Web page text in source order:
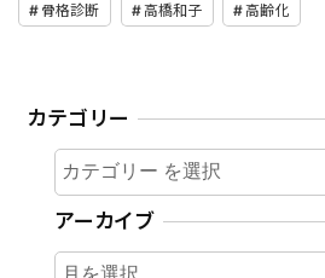
骨格診断 高橋和子 高齢化
カテゴリー
カテゴリー
アーカイブ
ア